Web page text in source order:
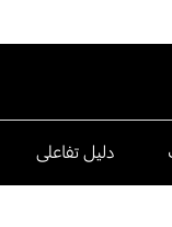
دليل تفاعلى